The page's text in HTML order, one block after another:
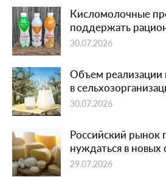
Кисломолочные
поддержать
30.07.2026
Объем реализации
в
30.07.2026
Российский рынок
нуждаться в новых
29.07.2026